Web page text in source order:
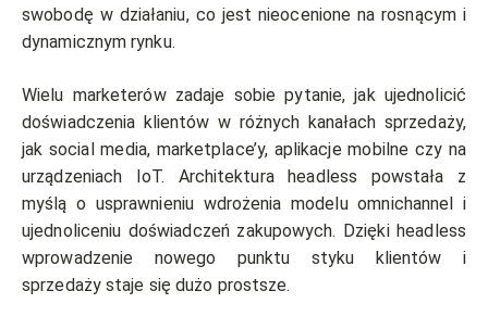
swobodę w działaniu, co jest nieocenione na rosnącym i
dynamicznym rynku.
Wielu marketerów zadaje sobie pytanie, jak ujednolicić
doświadczenia klientów w różnych kanałach sprzedaży,
jak social media, marketplace’y, aplikacje mobilne czy na
urządzeniach IoT. Architektura headless powstała z
myślą o usprawnieniu wdrożenia modelu omnichannel i
ujednoliceniu doświadczeń zakupowych. Dzięki headless
wprowadzenie nowego punktu styku klientów i
sprzedaży staje się dużo prostsze.